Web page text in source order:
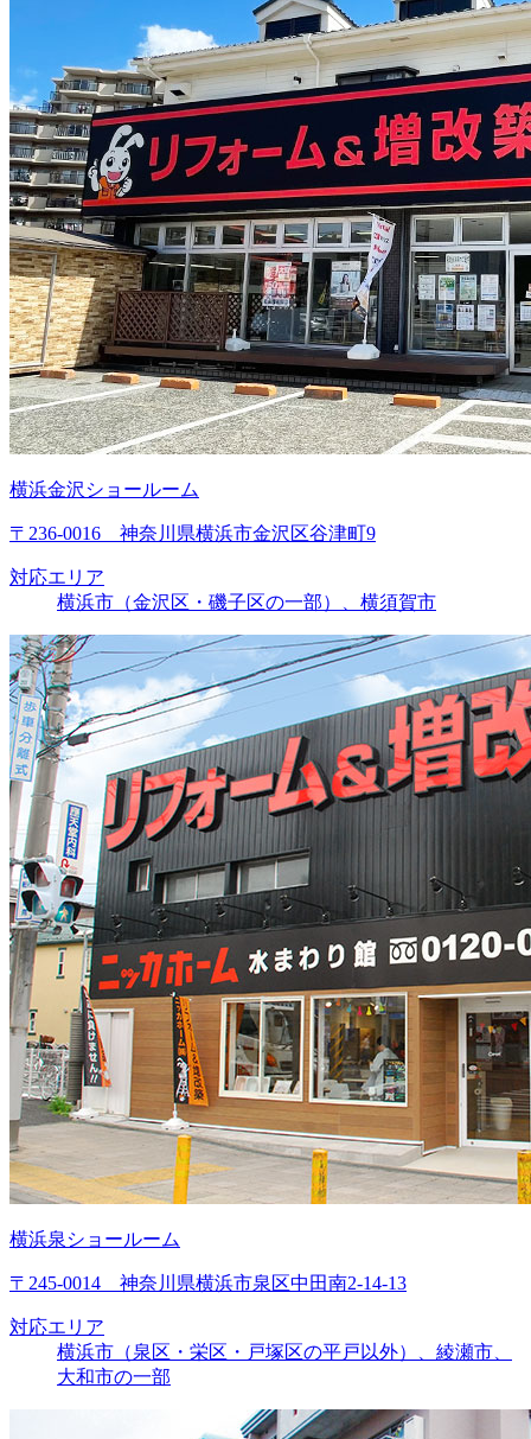
横浜金沢ショールーム
〒236-0016 神奈川県横浜市金沢区谷津町9
対応エリア
横浜市（金沢区・磯子区の一部）、横須賀市
横浜泉ショールーム
〒245-0014 神奈川県横浜市泉区中田南2-14-13
対応エリア
横浜市（泉区・栄区・戸塚区の平戸以外）、綾瀬市、
大和市の一部